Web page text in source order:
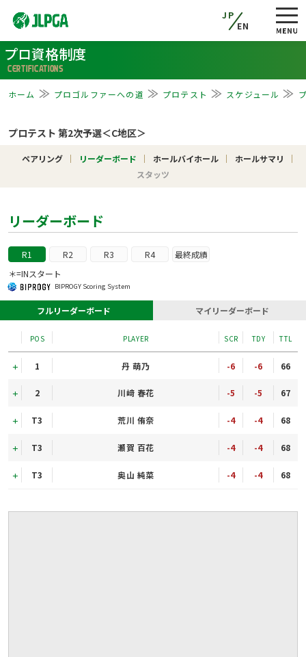
JP
EN
プロ資格制度
CERTIFICATIONS
ホーム プロゴルファーへの道 プロテスト スケジュール
プロテスト 第2次予選＜C地区＞
ペアリング リーダーボード ホールバイホール
ホールサマリ
スタッツ
リーダーボード
R1 R2 R3 R4 最終成績
BIPROGY Scoring System
＊=INスタート
フルリーダーボード マイリーダーボード
POS PLAYER SCR TDY TTL
1 丹 萌乃 -6 -6 66
2 川﨑 春花 -5 -5 67
T3 荒川 侑奈 -4 -4 68
T3 瀬賀 百花 -4 -4 68
T3 奥山 純菜 -4 -4 68